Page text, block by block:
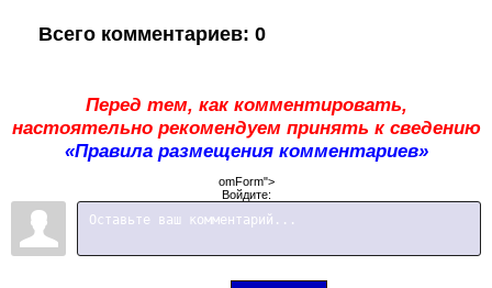
Всего комментариев: 0
Перед тем, как комментировать,
настоятельно рекомендуем принять к сведению
«Правила размещения комментариев»
omForm">
Войдите: